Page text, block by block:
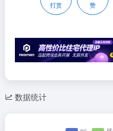
打赏 赞
数据统计